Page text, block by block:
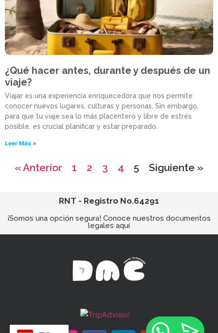
¿Qué hacer antes, durante y después de un
viaje?
Viajar es una experiencia enriquecedora que nos permite
conocer nuevos lugares, culturas y personas. Sin embargo,
para que tu viaje sea lo más placentero y libre de estrés
posible, es crucial planificar y estar preparado.
Leer Más »
« Anterior 1 2 3 4 5 Siguiente »
RNT - Registro No.64291
¡Somos una opción segura! Conoce nuestros documentos
legales aquí